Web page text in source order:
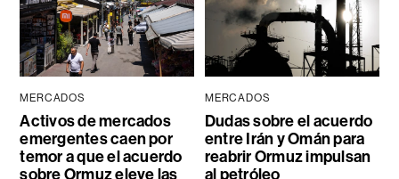
MERCADOS
Activos de mercados
emergentes caen por
temor a que el acuerdo
sobre Ormuz eleve las
MERCADOS
Dudas sobre el acuerdo
entre Irán y Omán para
reabrir Ormuz impulsan
al petróleo